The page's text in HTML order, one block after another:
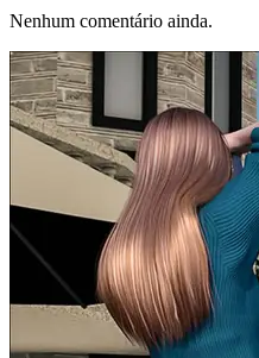
Nenhum comentário ainda.